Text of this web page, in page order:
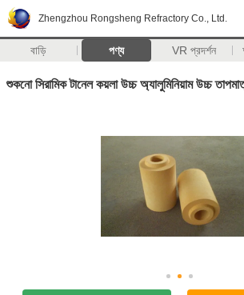
Zhengzhou Rongsheng Refractory Co., Ltd.
বাড়ি পণ্য VR প্রদর্শন
শুকনো সিরামিক টানেল কয়লা উচ্চ অ্যালুমিনিয়াম উচ্চ